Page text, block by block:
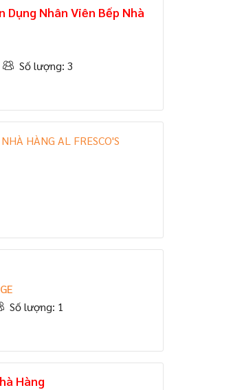
Nhân Viên Bếp Nhà
Số lượng: 3
HÀNG AL FRESCO'S
Số lượng: 1
Hàng